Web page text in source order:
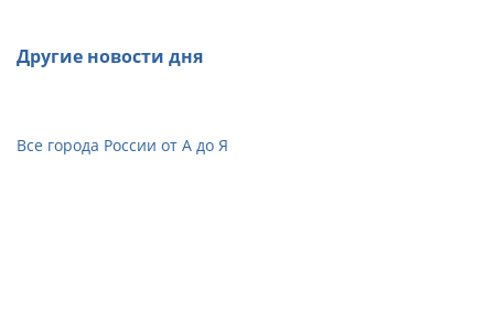
Другие новости дня
Все города России от А до Я